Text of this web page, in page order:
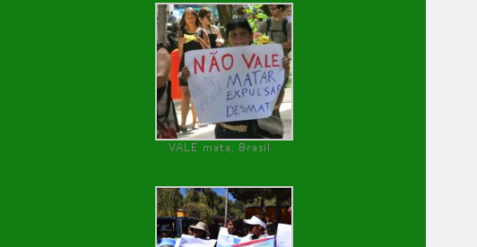
VALE mata, Brasil